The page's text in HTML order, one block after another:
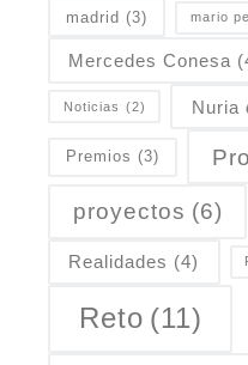
madrid (3) mario
Mercedes Conesa
Noticias (2) Nuria
Premios (3)
proyectos (6)
Realidades (4)
Reto (11)